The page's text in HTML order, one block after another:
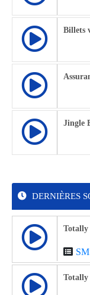
Billets
Jingle
DERNIÈRES
Totally
Totally